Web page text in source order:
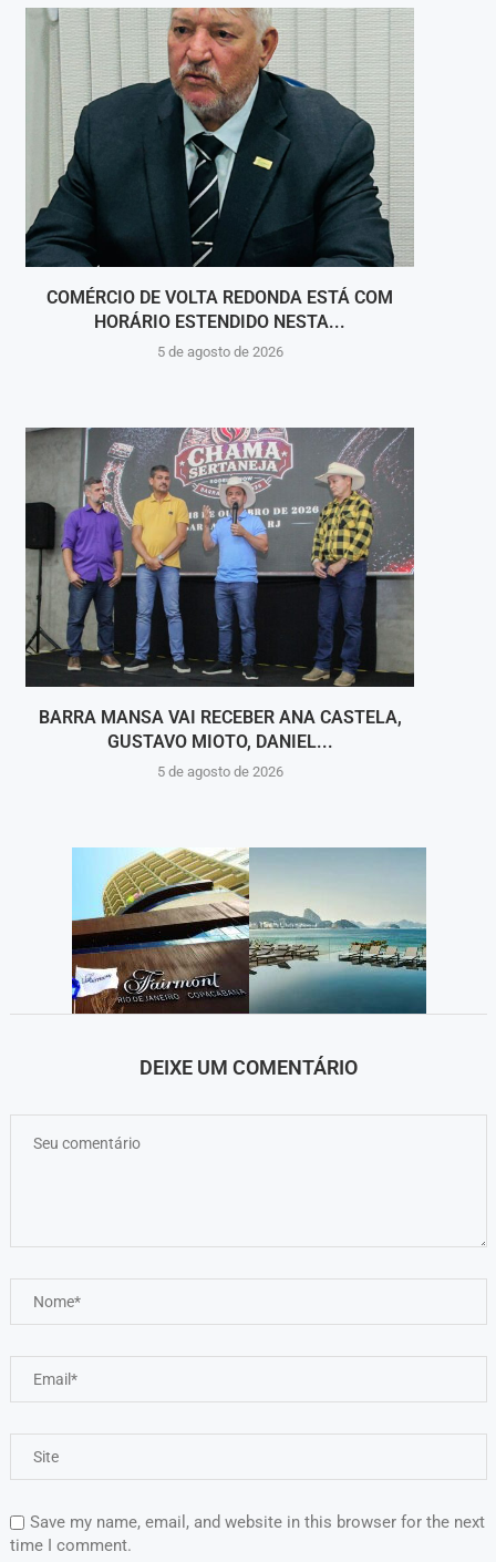
COMÉRCIO DE VOLTA REDONDA ESTÁ COM
HORÁRIO ESTENDIDO NESTA...
5 de agosto de 2026
BARRA MANSA VAI RECEBER ANA CASTELA,
GUSTAVO MIOTO, DANIEL...
5 de agosto de 2026
DEIXE UM COMENTÁRIO
Save my name, email, and website in this browser for the next
time I comment.